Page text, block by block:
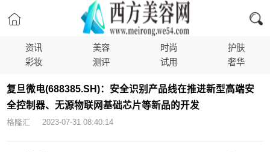
资讯 美容 时尚
护肤
彩妆
测评 试用 奢华
复旦微电(688385.SH)：安全识别产品线在推进新型高端安
全控制器、无源物联网基础芯片等新品的开发
格隆汇 2023-07-31 08:40:14